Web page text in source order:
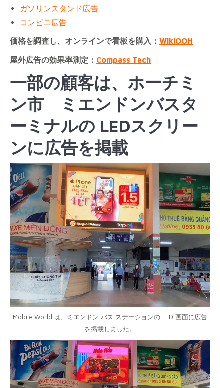
ガソリンスタンド広告
コンビニ広告
価格を調査し、オンラインで看板を購入： WikiOOH
屋外広告の効果率測定： Compass Tech
一部の顧客は、ホーチミ
ン市
ミエンドンバスタ
ーミナルの LEDスクリー
ンに広告を掲載
Mobile World は、ミエンドン バス ステーションの LED 画面に広告
を掲載しました。